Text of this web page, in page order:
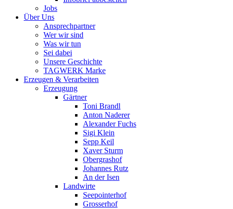
Jobs
Über Uns
Ansprechpartner
Wer wir sind
Was wir tun
Sei dabei
Unsere Geschichte
TAGWERK Marke
Erzeugen & Verarbeiten
Erzeugung
Gärtner
Toni Brandl
Anton Naderer
Alexander Fuchs
Sigi Klein
Sepp Keil
Xaver Sturm
Obergrashof
Johannes Rutz
An der Isen
Landwirte
Seepointerhof
Grosserhof